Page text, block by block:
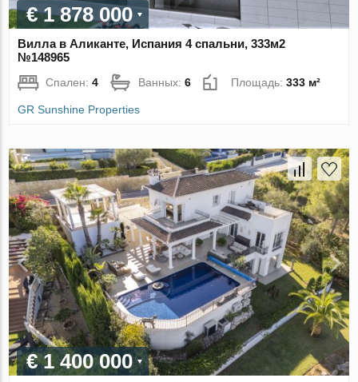
€ 1 878 000
Вилла в Аликанте, Испания 4 спальни, 333м2
№148965
Спален:4 Ванных:6 Площадь:333 м²
GR Sunshine Properties
€ 1 400 000